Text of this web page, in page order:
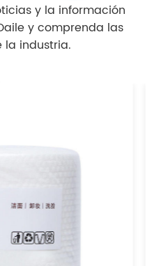
y la información
y comprenda las
la industria.